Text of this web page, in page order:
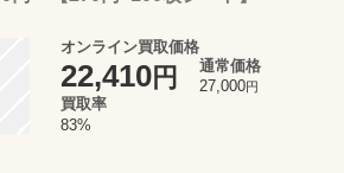
オンライン買取価格
22,410円
通常価格
27,000円
買取率
83%